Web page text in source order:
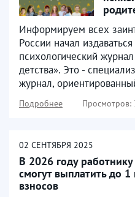
Информируем всех
России начал
психологический
детства». Это -
журнал,
Подробнее Просмотров:
02 СЕНТЯБРЯ 2025
В 2026 году
смогут выплатить до
взносов